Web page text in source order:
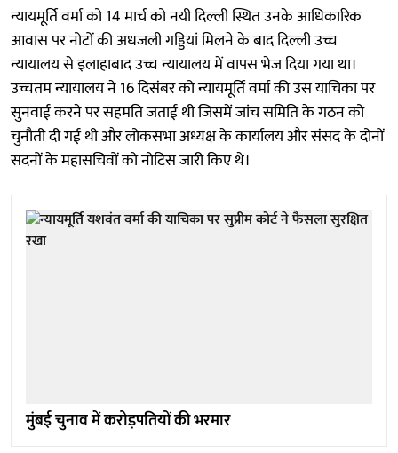
न्यायमूर्ति वर्मा को 14 मार्च को नयी दिल्ली स्थित उनके आधिकारिक
आवास पर नोटों की अधजली गड्डियां मिलने के बाद दिल्ली उच्च
न्यायालय से इलाहाबाद उच्च न्यायालय में वापस भेज दिया गया था।
उच्चतम न्यायालय ने 16 दिसंबर को न्यायमूर्ति वर्मा की उस याचिका पर
सुनवाई करने पर सहमति जताई थी जिसमें जांच समिति के गठन को
चुनौती दी गई थी और लोकसभा अध्यक्ष के कार्यालय और संसद के दोनों
सदनों के महासचिवों को नोटिस जारी किए थे।
मुंबई चुनाव में करोड़पतियों की भरमार